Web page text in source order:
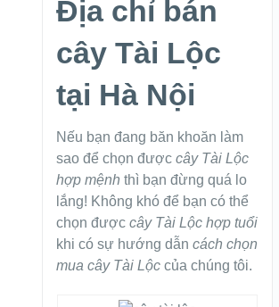
Địa chỉ bán
cây Tài Lộc
tại Hà Nội
Nếu bạn đang băn khoăn làm
sao để chọn đượccây Tài Lộc
hợp mệnhthì bạn đừng quá lo
lắng! Không khó để bạn có thể
chọn đượccây Tài Lộc hợp tuổi
khi có sự hướng dẫncách chọn
mua cây Tài Lộccủa chúng tôi.